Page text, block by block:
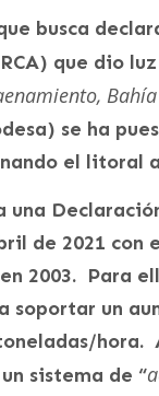
busca
que dio
se ha
el litoral
una
de 2021
2003. Para
soportar un
sistema de “